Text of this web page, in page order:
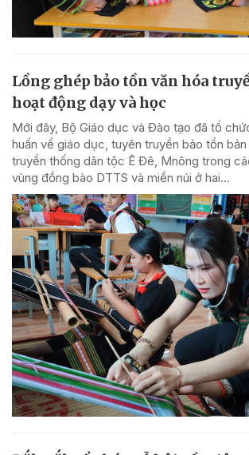
Lồng ghép bảo tồn văn hóa
hoạt động dạy và học
Mới đây, Bộ Giáo dục và Đào tạo đã tổ
huấn về giáo dục, tuyên truyền bảo tồn
truyền thống dân tộc Ê Đê, Mnông trong
vùng đồng bào DTTS và miền núi ở hai...